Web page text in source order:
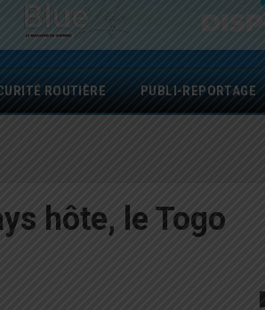
ROUTIÈRE PUBLI-REPORTAGE
hôte, le Togo